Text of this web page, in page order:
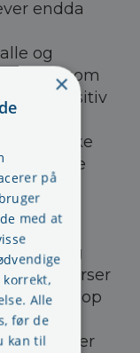
endda
og
viden, som
i positiv
år.
at mærke
vigtigste
lovpligtig
lever op
×
på
med at
Alle
før de
kan til